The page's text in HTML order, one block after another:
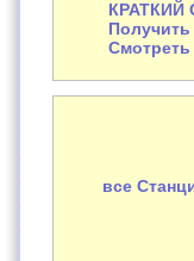
КРАТКИЙ
Получить
Смотреть
все